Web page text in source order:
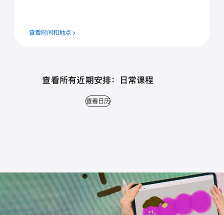
查看时间和地点
查看所有近期安排： 日常课程
查看日历